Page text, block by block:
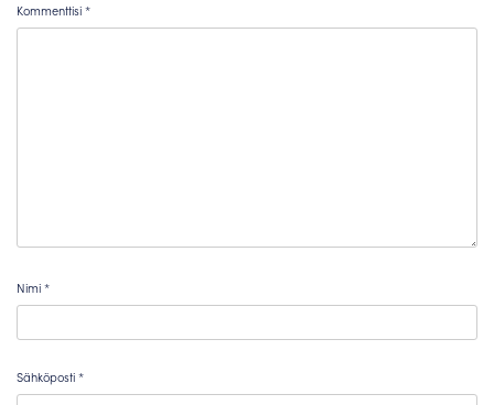
Kommenttisi*
Nimi*
Sähköposti*